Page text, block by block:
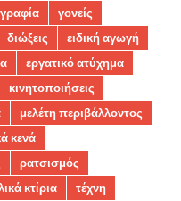
γονείς
διώξεις
ειδική αγωγή
εργατικό ατύχημα
κινητοποιήσεις
μελέτη περιβάλλοντος
κενά
ρατσισμός
κτίρια
τέχνη